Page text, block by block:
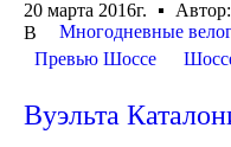
20 марта 2016г.
Автор:
В
Многодневные
Превью Шоссе
Вуэльта